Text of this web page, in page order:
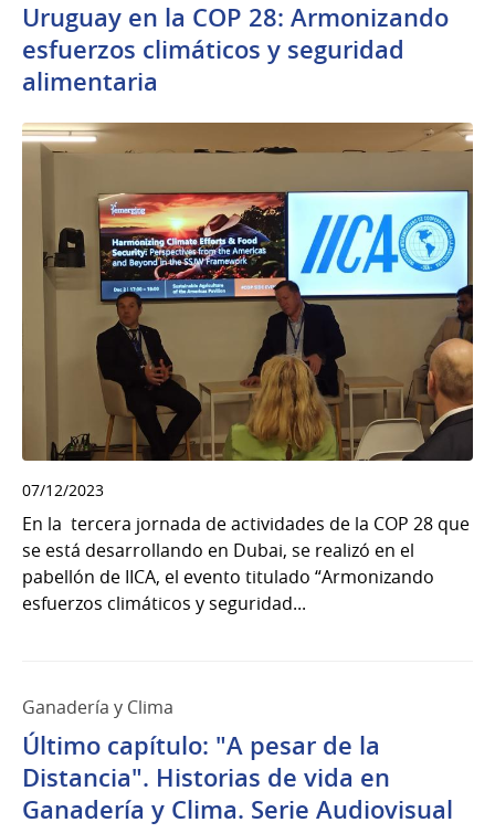
Uruguay en la COP 28: Armonizando
esfuerzos climáticos y seguridad
alimentaria
07/12/2023
En la tercera jornada de actividades de la COP 28 que
se está desarrollando en Dubai, se realizó en el
pabellón de IICA, el evento titulado “Armonizando
esfuerzos climáticos y seguridad...
Ganadería y Clima
Último capítulo: "A pesar de la
Distancia". Historias de vida en
Ganadería y Clima. Serie Audiovisual